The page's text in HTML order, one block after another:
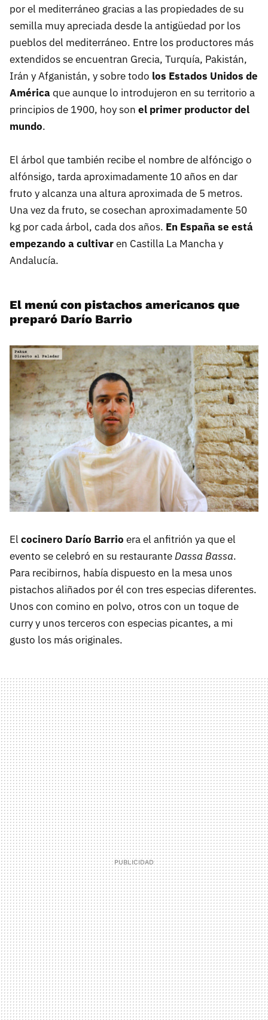
por el mediterráneo gracias a las propiedades de su
semilla muy apreciada desde la antigüedad por los
pueblos del mediterráneo. Entre los productores más
extendidos se encuentran Grecia, Turquía, Pakistán,
Irán y Afganistán, y sobre todo los Estados Unidos de
Américaque aunque lo introdujeron en su territorio a
principios de 1900, hoy son el primer productor del
mundo.
El árbol que también recibe el nombre de alfóncigo o
alfónsigo, tarda aproximadamente 10 años en dar
fruto y alcanza una altura aproximada de 5 metros.
Una vez da fruto, se cosechan aproximadamente 50
kg por cada árbol, cada dos años. En España se está
empezando a cultivaren Castilla La Mancha y
Andalucía.
El menú con pistachos americanos que
preparó Darío Barrio
El cocinero Darío Barrio era el anfitrión ya que el
evento se celebró en su restauranteDassa Bassa.
Para recibirnos, había dispuesto en la mesa unos
pistachos aliñados por él con tres especias diferentes.
Unos con comino en polvo, otros con un toque de
curry y unos terceros con especias picantes, a mi
gusto los más originales.